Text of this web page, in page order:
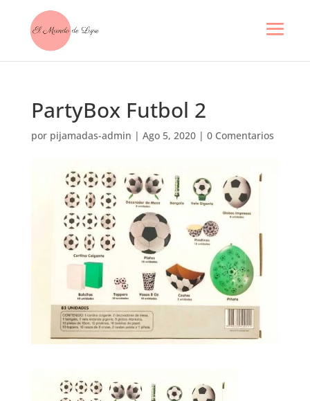
PartyBox Futbol 2
por pijamadas-admin | Ago 5, 2020| 0 Comentarios